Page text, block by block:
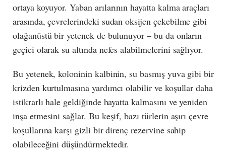
ortaya koyuyor. Yaban arılarının hayatta kalma araçları
arasında, çevrelerindeki sudan oksijen çekebilme gibi
olağanüstü bir yetenek de bulunuyor – bu da onların
geçici olarak su altında nefes alabilmelerini sağlıyor.
Bu yetenek, koloninin kalbinin, su basmış yuva gibi bir
krizden kurtulmasına yardımcı olabilir ve koşullar daha
istikrarlı hale geldiğinde hayatta kalmasını ve yeniden
inşa etmesini sağlar. Bu keşif, bazı türlerin aşırı çevre
koşullarına karşı gizli bir direnç rezervine sahip
olabileceğini düşündürmektedir.